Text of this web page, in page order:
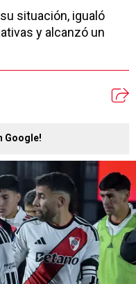
situación, igualó
y alcanzó un
Google!